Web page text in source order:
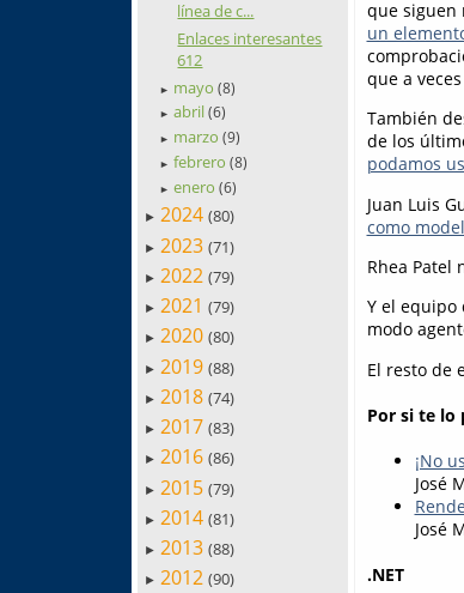
línea de c...
Enlaces interesantes
612
► mayo(8)
► abril(6)
► marzo(9)
► febrero(8)
► enero(6)
► 2024 (80)
► 2023 (71)
► 2022 (79)
► 2021 (79)
► 2020 (80)
► 2019 (88)
► 2018 (74)
► 2017 (83)
► 2016 (86)
► 2015 (79)
► 2014 (81)
► 2013 (88)
► 2012 (90)
que siguen
un
que a
También
de los
podamos
Juan Luis
como
Rhea Patel
Y el equipo
modo
El resto de
Por si te lo
¡No
José
José
.NET